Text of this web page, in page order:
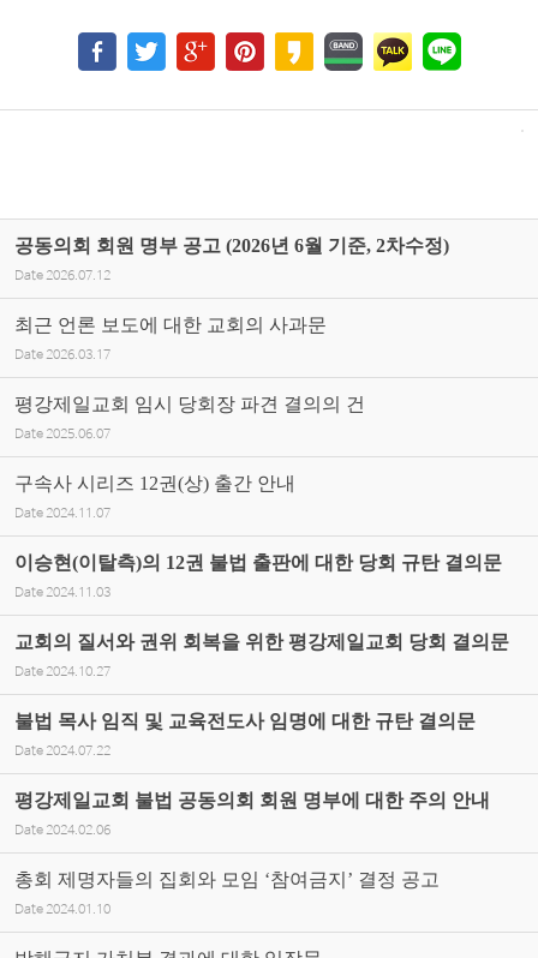
공동의회 회원 명부 공고 (2026년 6월 기준, 2차수정)
Date 2026.07.12
최근 언론 보도에 대한 교회의 사과문
Date 2026.03.17
평강제일교회 임시 당회장 파견 결의의 건
Date 2025.06.07
구속사 시리즈 12권(상) 출간 안내
Date 2024.11.07
이승현(이탈측)의 12권 불법 출판에 대한 당회 규탄 결의문
Date 2024.11.03
교회의 질서와 권위 회복을 위한 평강제일교회 당회 결의문
Date 2024.10.27
불법 목사 임직 및 교육전도사 임명에 대한 규탄 결의문
Date 2024.07.22
평강제일교회 불법 공동의회 회원 명부에 대한 주의 안내
Date 2024.02.06
총회 제명자들의 집회와 모임 ‘참여금지’ 결정 공고
Date 2024.01.10